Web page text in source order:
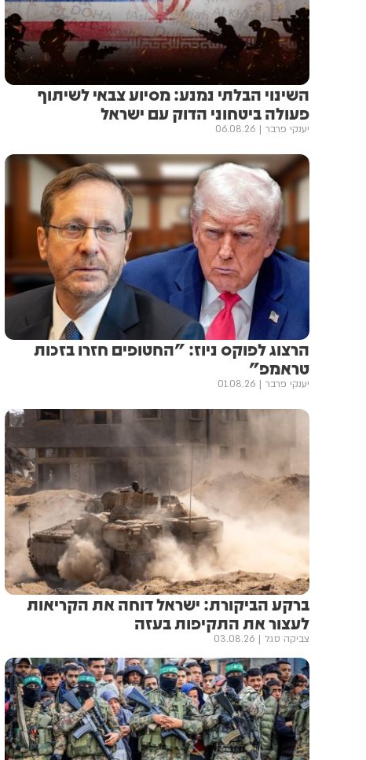
השינוי הבלתי נמנע: מסיוע צבאי לשיתוף
פעולה ביטחוני הדוק עם ישראל
יענקי פרבר 06.08.26
הרצוג לפוקס ניוז: "החטופים חזרו בזכות
טראמפ"
יענקי פרבר 01.08.26
ברקע הביקורת: ישראל דוחה את הקריאות
לעצור את התקיפות בעזה
צביקה סגל 03.08.26